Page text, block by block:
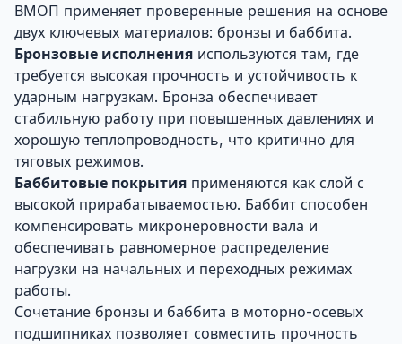
ВМОП применяет проверенные решения на основе
двух ключевых материалов: бронзы и баббита.
Бронзовые исполнения используются там, где
требуется высокая прочность и устойчивость к
ударным нагрузкам. Бронза обеспечивает
стабильную работу при повышенных давлениях и
хорошую теплопроводность, что критично для
тяговых режимов.
Баббитовые покрытия применяются как слой с
высокой прирабатываемостью. Баббит способен
компенсировать микронеровности вала и
обеспечивать равномерное распределение
нагрузки на начальных и переходных режимах
работы.
Сочетание бронзы и баббита в моторно-осевых
подшипниках позволяет совместить прочность